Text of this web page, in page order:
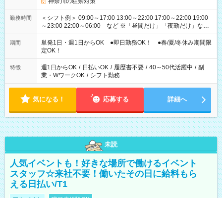
勤務時間
＜シフト例＞ 09:00～17:00 13:00～22:00 17:00～22:00 19:00
～23:00 22:00～06:00 など ※「昼間だけ」「夜勤だけ」など
の希望OK
期間
単発1日・週1日からOK ●即日勤務OK！ ●春/夏/冬休み期間限
定OK！
特徴 週1日からOK / 日払いOK / 履歴書不要 / 40～50代活躍中 / 副
業・WワークOK / シフト勤務
気になる！ 応募する 詳細へ
未読
人気イベントも！好きな場所で働けるイベント
スタッフ☆来社不要！働いたその日に給料もら
える日払い/T1